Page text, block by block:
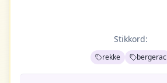
Stikkord:
rekke bergerac